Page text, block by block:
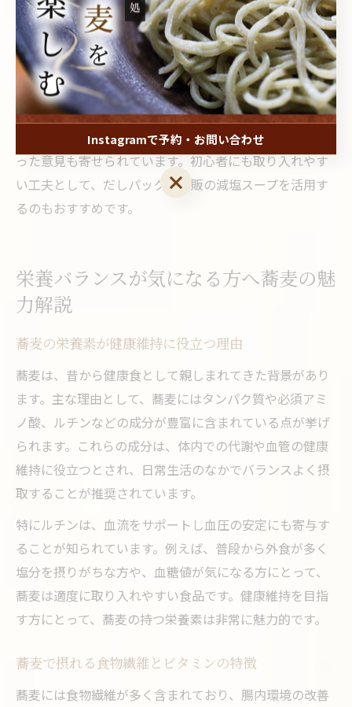
組み合わせることで、見た目やボリュームもアップしま
す。口コミでは「そば ラーメン レシピ」や「蕎麦 ラーメ
ン 糖質」などのキーワードで、健康的なアレンジ方法が
多く紹介されています。
実際に日常の食卓やランチタイムで試している方からは
「飽きずに続けられる」「和食の温もりを感じる」とい
った意見も寄せられています。初心者にも取り入れやす
い工夫として、だしパックや市販の減塩スープを活用す
るのもおすすめです。
栄養バランスが気になる方へ蕎麦の魅
力解説
蕎麦の栄養素が健康維持に役立つ理由
蕎麦は、昔から健康食として親しまれてきた背景があり
ます。主な理由として、蕎麦にはタンパク質や必須アミ
ノ酸、ルチンなどの成分が豊富に含まれている点が挙げ
られます。これらの成分は、体内での代謝や血管の健康
維持に役立つとされ、日常生活のなかでバランスよく摂
取することが推奨されています。
特にルチンは、血流をサポートし血圧の安定にも寄与す
ることが知られています。例えば、普段から外食が多く
塩分を摂りがちな方や、血糖値が気になる方にとって、
蕎麦は適度に取り入れやすい食品です。健康維持を目指
す方にとって、蕎麦の持つ栄養素は非常に魅力的です。
蕎麦で摂れる食物繊維とビタミンの特徴
蕎麦には食物繊維が多く含まれており、腸内環境の改善
Instagramで予約・お問い合わせ
Instagramで予約・お問い合わせ